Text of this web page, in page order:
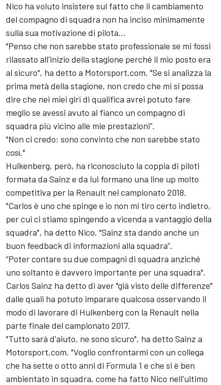
Nico ha voluto insistere sul fatto che il cambiamento
del compagno di squadra non ha inciso minimamente
sulla sua motivazione di pilota…
"Penso che non sarebbe stato professionale se mi fossi
rilassato all'inizio della stagione perché il mio posto era
al sicuro", ha detto a Motorsport.com. "Se si analizza la
prima metà della stagione, non credo che mi si possa
dire che nei miei giri di qualifica avrei potuto fare
meglio se avessi avuto al fianco un compagno di
squadra più vicino alle mie prestazioni”.
"Non ci credo: sono convinto che non sarebbe stato
così."
Hulkenberg, però, ha riconosciuto la coppia di piloti
formata da Sainz e da lui formano una line up molto
competitiva per la Renault nel campionato 2018.
"Carlos è uno che spinge e io non mi tiro certo indietro,
per cui ci stiamo spingendo a vicenda a vantaggio della
squadra", ha detto Nico. "Sainz sta dando anche un
buon feedback di informazioni alla squadra”.
“Poter contare su due compagni di squadra anziché
uno soltanto è davvero importante per una squadra".
Carlos Sainz ha detto di aver "già visto delle differenze"
dalle quali ha potuto imparare qualcosa osservando il
modo di lavorare di Hulkenberg con la Renault nella
parte finale del campionato 2017.
"Tutto sarà d'aiuto, ne sono sicuro", ha detto Sainz a
Motorsport.com. "Voglio confrontarmi con un collega
che ha sette o otto anni di Formula 1 e che si è ben
ambientato in squadra, come ha fatto Nico nell'ultimo